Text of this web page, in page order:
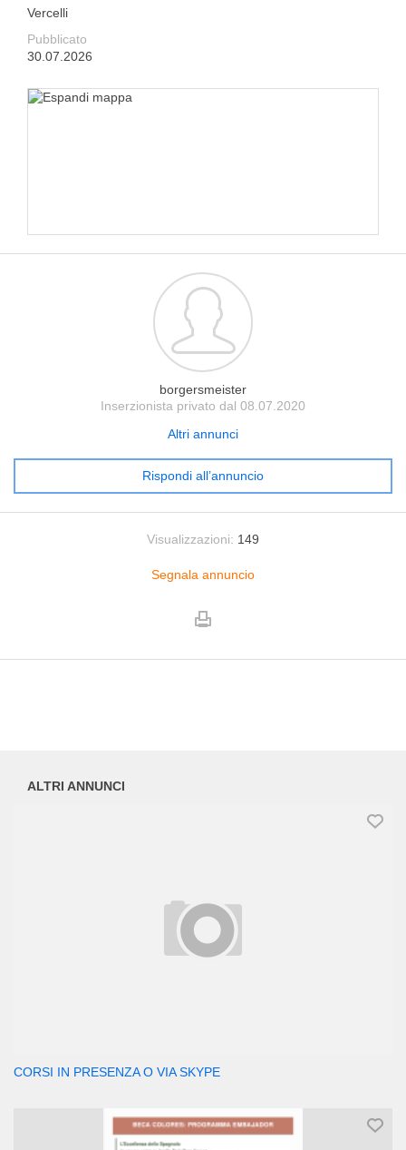
Vercelli
Pubblicato
30.07.2026
borgersmeister
Inserzionista privato dal 08.07.2020
Altri annunci
Rispondi all’annuncio
Visualizzazioni: 149
Segnala annuncio
ALTRI ANNUNCI
CORSI IN PRESENZA O VIA SKYPE